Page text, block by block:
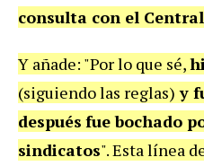
consulta con el Central
Y añade: "Por lo que sé,
(siguiendo las reglas) y
después fue bochado
sindicatos". Esta línea